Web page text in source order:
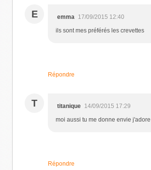
E emma
17/09/2015 12:40
ils sont mes préférés les crevettes
Répondre
T titanique 14/09/2015 17:29
moi aussi tu me donne envie
Répondre